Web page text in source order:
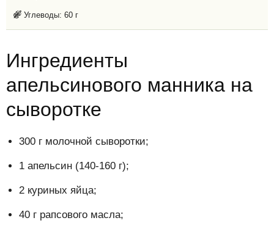
Углеводы: 60 г
Ингредиенты
апельсинового манника на
сыворотке
300 г молочной сыворотки;
1 апельсин (140-160 г);
2 куриных яйца;
40 г рапсового масла;